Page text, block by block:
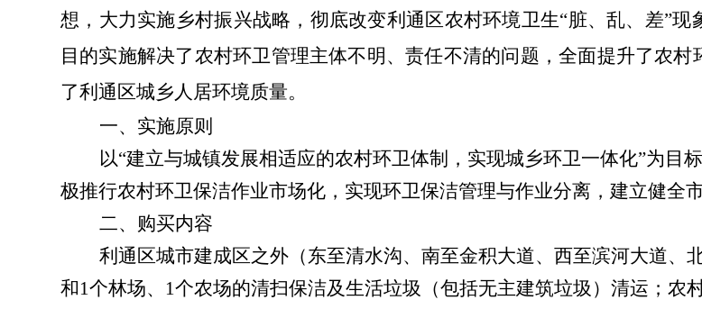
想，大力实施乡村振兴战略，彻底改变利通区农村环境卫生“脏、乱、差”
目的实施解决了农村环卫管理主体不明、责任不清的问题，全面提升了农
了利通区城乡人居环境质量。
一、实施原则
以“建立与城镇发展相适应的农村环卫体制，实现城乡环卫一体化”为目
极推行农村环卫保洁作业市场化，实现环卫保洁管理与作业分离，建立健全
二、购买内容
利通区城市建成区之外（东至清水沟、南至金积大道、西至滨河大道、
和1个林场、 1个农场的清扫保洁及生活垃圾（包括无主建筑垃圾）清运；农